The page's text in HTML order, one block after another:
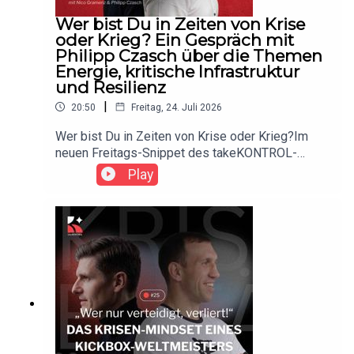
Deutschlands Krisenfähigkeit.krisenfähig – der
takeKONTROL Podcast mit Nico Gramenz.Stärke
beginnt mit Klarheit.
Wer bist Du in Zeiten von Krise
oder Krieg? Ein Gespräch mit
Philipp Czasch über die Themen
Energie, kritische Infrastruktur
und Resilienz
20:50 | Freitag, 24. Juli 2026
Wer bist Du in Zeiten von Krise oder Krieg?Im
neuen Freitags-Snippet des takeKONTROL-
Podcasts spricht Nico Gramenz mit Philipp
Czasch – Geschäftsführer von HDC Solutions und
Bedrohungslage, Energie, kritische Infrastruktur
und Resilienz.Ein Gedanke bleibt besonders
hängen:Noch bleibt ein kleines Zeitfenster, um zu
agieren. Wenn wir es nicht nutzen, bleibt uns
irgendwann nur noch das Reagieren.Es geht um
Klarheit, persönliche Verantwortung,
gemeinschaftliche Resilienz und die Frage, wie
konkrete Vorbereitung aussieht, bevor es zu spät
Play